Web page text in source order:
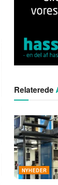
Relaterede
NYHEDER